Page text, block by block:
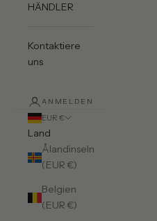
HÄNDLER
Kontaktiere
uns
ANMELDEN
EUR €
Land
Ålandinseln
(EUR €)
Belgien
(EUR €)